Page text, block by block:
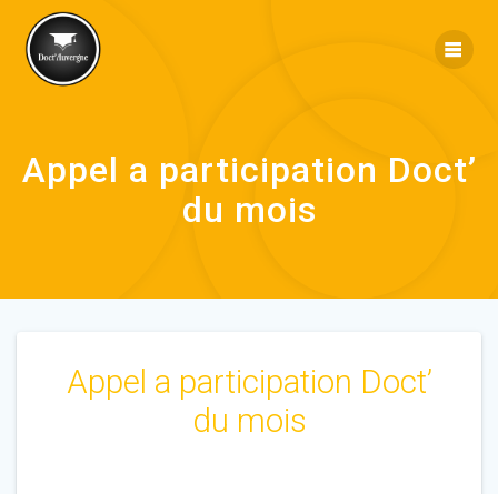
Appel a participation Doct’
du mois
Appel a participation Doct’
du mois